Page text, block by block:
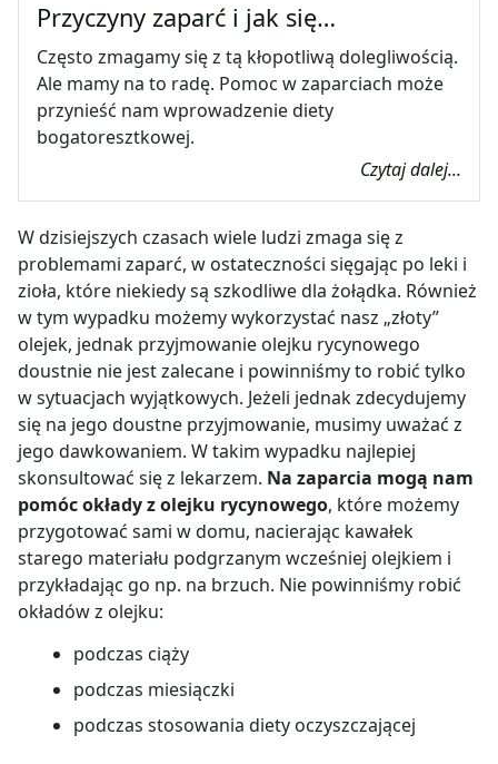
Przyczyny zaparć i jak się…
Często zmagamy się z tą kłopotliwą dolegliwością.
Ale mamy na to radę. Pomoc w zaparciach może
przynieść nam wprowadzenie diety
bogatoresztkowej.
Czytaj dalej...
W dzisiejszych czasach wiele ludzi zmaga się z
problemami zaparć, w ostateczności sięgając po leki i
zioła, które niekiedy są szkodliwe dla żołądka. Również
w tym wypadku możemy wykorzystać nasz „złoty”
olejek, jednak przyjmowanie olejku rycynowego
doustnie nie jest zalecane i powinniśmy to robić tylko
w sytuacjach wyjątkowych. Jeżeli jednak zdecydujemy
się na jego doustne przyjmowanie, musimy uważać z
jego dawkowaniem. W takim wypadku najlepiej
skonsultować się z lekarzem. Na zaparcia mogą nam
pomóc okłady z olejku rycynowego, które możemy
przygotować sami w domu, nacierając kawałek
starego materiału podgrzanym wcześniej olejkiem i
przykładając go np. na brzuch. Nie powinniśmy robić
okładów z olejku:
podczas ciąży
podczas miesiączki
podczas stosowania diety oczyszczającej